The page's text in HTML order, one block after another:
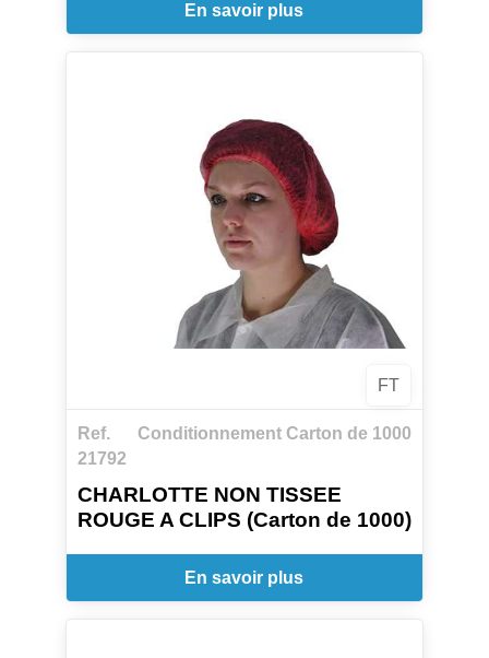
En savoir plus
FT
Ref.
21792
Conditionnement Carton de 1000
CHARLOTTE NON TISSEE
ROUGE A CLIPS (Carton de 1000)
En savoir plus